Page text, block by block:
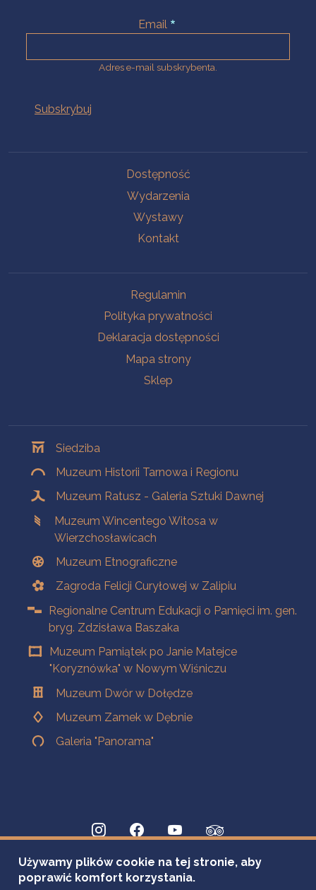
Email
Adres e-mail subskrybenta.
Dostępność
Wydarzenia
Wystawy
Kontakt
Regulamin
Polityka prywatności
Deklaracja dostępności
Mapa strony
Sklep
Siedziba
Muzeum Historii Tarnowa i Regionu
Muzeum Ratusz - Galeria Sztuki Dawnej
Muzeum Wincentego Witosa w
Wierzchosławicach
Muzeum Etnograficzne
Zagroda Felicji Curyłowej w Zalipiu
Regionalne Centrum Edukacji o Pamięci im. gen.
bryg. Zdzisława Baszaka
Muzeum Pamiątek po Janie Matejce
"Koryznówka" w Nowym Wiśniczu
Muzeum Dwór w Dołędze
Muzeum Zamek w Dębnie
Galeria "Panorama"
Używamy plików cookie na tej stronie, aby
poprawić komfort korzystania.